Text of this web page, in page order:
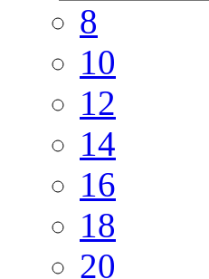
8
10
12
14
16
18
20